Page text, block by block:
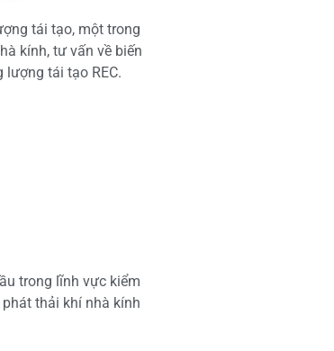
tái tạo, một trong
kính, tư vấn về biến
tái tạo REC.
trong lĩnh vực kiểm
thải khí nhà kính